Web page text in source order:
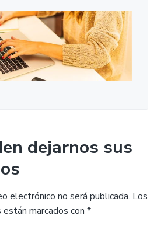
dejarnos sus
electrónico no será publicada. Los
marcados con *